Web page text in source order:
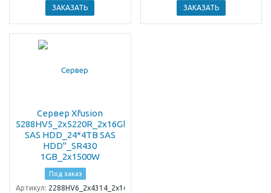
ЗАКАЗАТЬ ЗАКАЗАТЬ
Сервер Xfusion
5288HV5_2x5220R_2x16Gb_8x600Gb
SAS HDD_24*4TB SAS
HDD"_SR430
1GB_2x1500W
Под заказ
Артикул: 2288HV6_2x4314_2x16Gb_3x960Gb